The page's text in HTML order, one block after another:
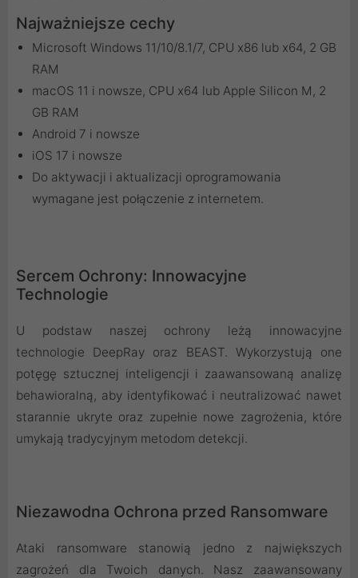
Najważniejsze cechy
Microsoft Windows 11/10/8.1/7, CPU x86 lub x64, 2 GB
RAM
macOS 11 i nowsze, CPU x64 lub Apple Silicon M, 2
GB RAM
Android 7 i nowsze
iOS 17 i nowsze
Do aktywacji i aktualizacji oprogramowania
wymagane jest połączenie z internetem.
Sercem Ochrony: Innowacyjne
Technologie
U podstaw naszej ochrony leżą innowacyjne
technologie DeepRay oraz BEAST. Wykorzystują one
potęgę sztucznej inteligencji i zaawansowaną analizę
behawioralną, aby identyfikować i neutralizować nawet
starannie ukryte oraz zupełnie nowe zagrożenia, które
umykają tradycyjnym metodom detekcji.
Niezawodna Ochrona przed Ransomware
Ataki ransomware stanowią jedno z największych
zagrożeń dla Twoich danych. Nasz zaawansowany